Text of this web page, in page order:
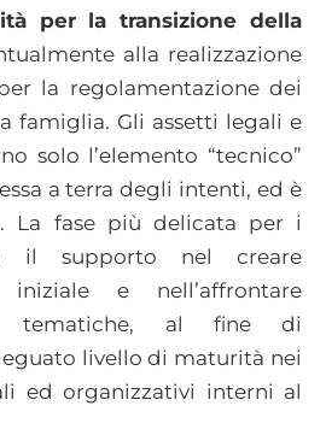
per la transizione della
alla realizzazione
la regolamentazione dei
famiglia. Gli assetti legali e
solo l’elemento “tecnico”
a terra degli intenti, ed è
La fase più delicata per i
il supporto nel creare
iniziale e nell’affrontare
tematiche, al fine di
livello di maturità nei
ed organizzativi interni al